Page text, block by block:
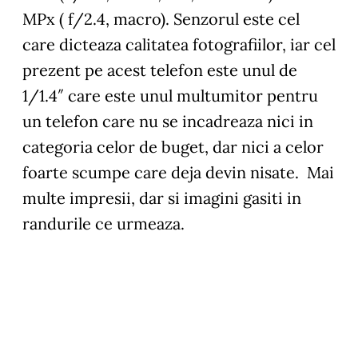
MPx ( f/2.4, macro). Senzorul este cel
care dicteaza calitatea fotografiilor, iar cel
prezent pe acest telefon este unul de
1/1.4″ care este unul multumitor pentru
un telefon care nu se incadreaza nici in
categoria celor de buget, dar nici a celor
foarte scumpe care deja devin nisate. Mai
multe impresii, dar si imagini gasiti in
randurile ce urmeaza.